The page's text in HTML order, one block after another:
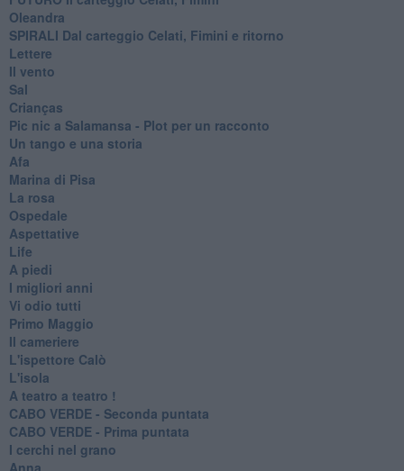
Oleandra
SPIRALI Dal carteggio Celati, Fimini e ritorno
Lettere
Il vento
Sal
Crianças
Pic nic a Salamansa - Plot per un racconto
Un tango e una storia
Afa
Marina di Pisa
La rosa
Ospedale
Aspettative
Life
A piedi
I migliori anni
Vi odio tutti
Primo Maggio
Il cameriere
L'ispettore Calò
L'isola
A teatro a teatro !
CABO VERDE - Seconda puntata
CABO VERDE - Prima puntata
I cerchi nel grano
Anna